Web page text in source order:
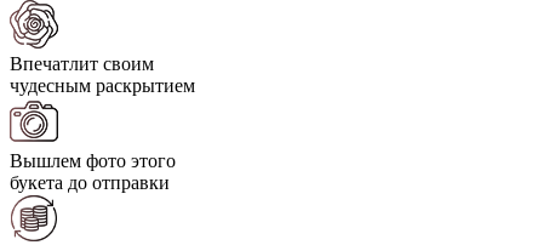
Впечатлит своим
чудесным раскрытием
Вышлем фото этого
букета до отправки